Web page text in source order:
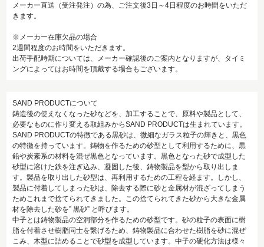
メーカー直送（受注発注）の為、ご注文後3日～4日程度のお時間をいただ
きます。
※メーカー在庫欠品の場合
2週間程度のお時間をいただきます。
出荷手配時期については、メーカー確認後のご案内となりますが、タイミ
ングによってはお時間を頂戴する場合もございます。
SAND PRODUCTについて
鋳造後の使えなくなった砂などを、加工することで、原料や製品として、
必要なものに作り変える取組みからSAND PRODUCTは生まれています。
SAND PRODUCTの特徴である黒砂は、微細なガラス粒子の輝きと、黒色
の特徴を持っています。鋳物を作るための砂型として利用するために、黒
鉛や炭素系の材料を混ぜ黒色となっています。黒色となった砂で成型した
砂型に溶けた鉄を注ぎ込み、凝固した後、鋳物製品を型から取り出しま
す。製品を取り出した砂型は、再利用するための工程を経ます。しかし、
製品に付着してしまった砂は、除去する際に砂と金属材が混ざってしまう
ためこれまで捨てられてきました。この捨てられてきた砂から大きな金属
材を除去した砂を” 黒砂” と呼びます。
中子とは鋳物製品の空洞部分を作るための砂型です。砂の粒子の表面に樹
脂を付着させ樹脂同士を繋げるため、鋳物製品に合わせた樹脂を砂に混ぜ
こみ、木型に詰めることで砂型を成型しています。中子の硬化方法は様々